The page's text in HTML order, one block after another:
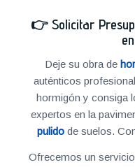
👉 Solicitar
Deje su obra de
auténticos
hormigón y consiga
expertos en la
pulido de suelos.
Ofrecemos un